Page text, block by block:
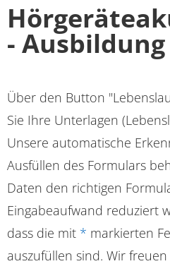
-
Über den Button
Sie Ihre Unterlagen
Unsere automatische
Ausfüllen des Formulars
Daten den richtigen
Eingabeaufwand reduziert
dass die mit * markierten
auszufüllen sind. Wir